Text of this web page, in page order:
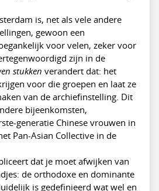
is, net als vele andere
gewoon een
voor velen, zeker voor
zijn in de
stukken verandert dat: het
voor die groepen en laat ze
van de archiefinstelling. Dit
bijeenkomsten,
generatie Chinese vrouwen in
Pan-Asian Collective in de
dat je moet afwijken van
de orthodoxe en dominante
is gedefinieerd wat wel en